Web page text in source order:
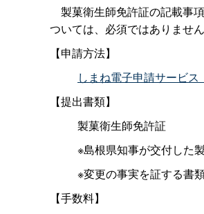
製菓衛生師免許証の記載事
ついては、必須ではありません
【申請方法】
しまね電子申請サービス
【提出書類】
製菓衛生師免許証
※島根県知事が交付した
※変更の事実を証する書
【手数料】